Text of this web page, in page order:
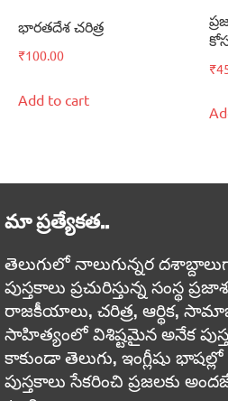
భారతదేశ చరిత్ర
₹100.00
Add to cart
₹
మా ప్రత్యేకత..
తెలుగులో నాలుగున్నర
పుస్తకాలు ప్రచురిస్తున్న సంస్థ
రాజకీయాలు, చరిత్ర, ఆర్థిక,
సాహిత్యంలో విశిష్టమైన అనేక
కాకుండా తెలుగు, ఇంగ్లీషు భాషల్లో
పుస్తకాలు సేకరించి ప్రజలకు